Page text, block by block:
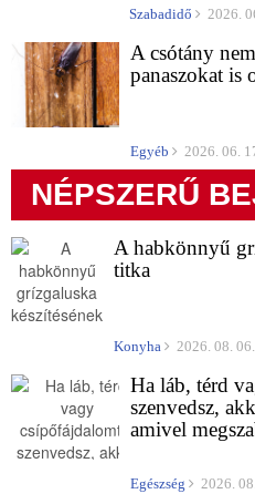
Szabadidő 2026.
A csótány
panaszokat is
Egyéb 2026. 06.
NÉPSZERŰ
A habkönnyű
titka
Konyha 2026. 08. 06.
Ha láb, térd
szenvedsz,
amivel
Egészség 2026.